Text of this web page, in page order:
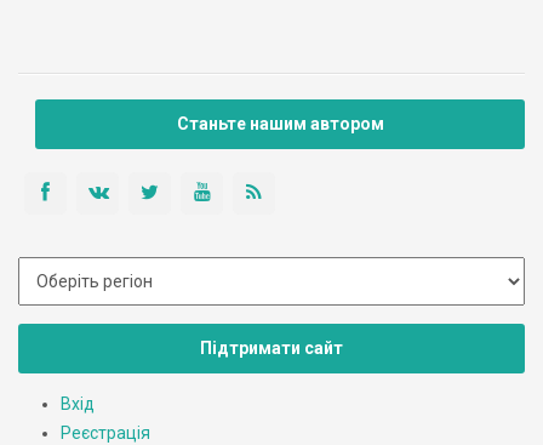
Станьте нашим автором
Підтримати сайт
Вхід
Реєстрація